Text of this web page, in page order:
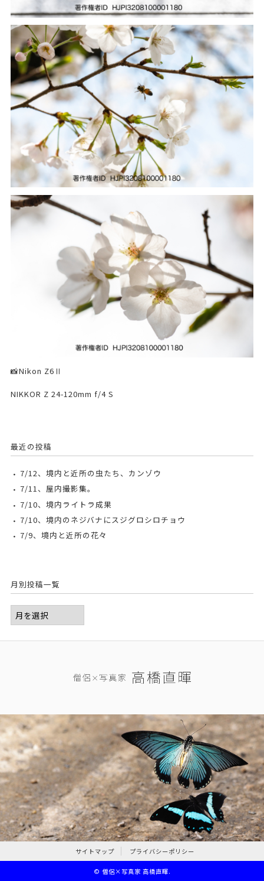
📸Nikon Z6Ⅱ
NIKKOR Z 24-120mm f/4 S
最近の投稿
7/12、境内と近所の虫たち、カンゾウ
7/11、屋内撮影集。
7/10、境内ライトラ成果
7/10、境内のネジバナにスジグロシロチョウ
7/9、境内と近所の花々
月別投稿一覧
サイトマップ プライバシーポリシー
© 僧侶×写真家 高橋直暉.